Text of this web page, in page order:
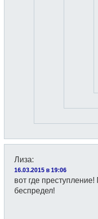
Лиза:
16.03.2015 в 19:06
вот где
беспредел!